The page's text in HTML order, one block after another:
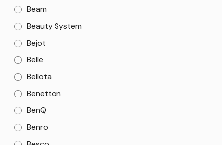
Beam
Beauty System
Bejot
Belle
Bellota
Benetton
BenQ
Benro